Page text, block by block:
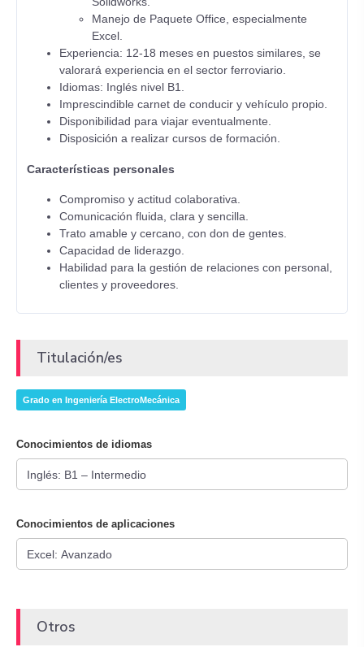
Manejo de Paquete Office, especialmente
Excel.
Experiencia: 12-18 meses en puestos similares, se
valorará experiencia en el sector ferroviario.
Idiomas: Inglés nivel B1.
Imprescindible carnet de conducir y vehículo propio.
Disponibilidad para viajar eventualmente.
Disposición a realizar cursos de formación.
Características personales
Compromiso y actitud colaborativa.
Comunicación fluida, clara y sencilla.
Trato amable y cercano, con don de gentes.
Capacidad de liderazgo.
Habilidad para la gestión de relaciones con personal,
clientes y proveedores.
Titulación/es
Grado en Ingeniería ElectroMecánica
Conocimientos de idiomas
Conocimientos de aplicaciones
Otros